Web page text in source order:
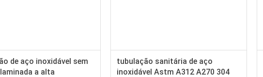
de aço inoxidável sem
a alta
tubulação sanitária de aço
inoxidável Astm A312 A270 304